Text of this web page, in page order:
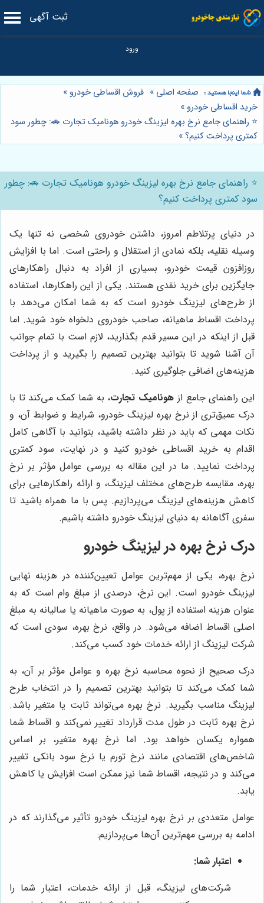
ثبت آگهی
صفحه اصلی » فروش اقساطی خودرو »
خرید اقساطی خودرو »
⭐️ راهنمای جامع نرخ بهره لیزینگ خودرو هونامیک تجارت 🚗: چطور سود
کمتری پرداخت کنیم؟»
⭐️ راهنمای جامع نرخ بهره لیزینگ خودرو هونامیک تجارت 🚗: چطور
سود کمتری پرداخت کنیم؟
در دنیای پرتلاطم امروز، داشتن خودروی شخصی نه تنها یک
وسیله نقلیه، بلکه نمادی از استقلال و راحتی است. اما با افزایش
روزافزون قیمت خودرو، بسیاری از افراد به دنبال راهکارهای
جایگزین برای خرید نقدی هستند. یکی از این راهکارها، استفاده
از طرح‌های لیزینگ خودرو است که به شما امکان می‌دهد با
پرداخت اقساط ماهیانه، صاحب خودروی دلخواه خود شوید. اما
قبل از اینکه در این مسیر قدم بگذارید، لازم است با تمام جوانب
آن آشنا شوید تا بتوانید بهترین تصمیم را بگیرید و از پرداخت
هزینه‌های اضافی جلوگیری کنید.
این راهنمای جامع از هونامیک تجارت، به شما کمک می‌کند تا با
درک عمیق‌تری از نرخ بهره لیزینگ خودرو، شرایط و ضوابط آن، و
نکات مهمی که باید در نظر داشته باشید، بتوانید با آگاهی کامل
اقدام به خرید اقساطی خودرو کنید و در نهایت، سود کمتری
پرداخت نمایید. ما در این مقاله به بررسی عوامل مؤثر بر نرخ
بهره، مقایسه طرح‌های مختلف لیزینگ، و ارائه راهکارهایی برای
کاهش هزینه‌های لیزینگ می‌پردازیم. پس با ما همراه باشید تا
سفری آگاهانه به دنیای لیزینگ خودرو داشته باشیم.
درک نرخ بهره در لیزینگ خودرو
نرخ بهره، یکی از مهم‌ترین عوامل تعیین‌کننده در هزینه نهایی
لیزینگ خودرو است. این نرخ، درصدی از مبلغ وام است که به
عنوان هزینه استفاده از پول، به صورت ماهیانه یا سالیانه به مبلغ
اصلی اقساط اضافه می‌شود. در واقع، نرخ بهره، سودی است که
شرکت لیزینگ از ارائه خدمات خود کسب می‌کند.
درک صحیح از نحوه محاسبه نرخ بهره و عوامل مؤثر بر آن، به
شما کمک می‌کند تا بتوانید بهترین تصمیم را در انتخاب طرح
لیزینگ مناسب بگیرید. نرخ بهره می‌تواند ثابت یا متغیر باشد.
نرخ بهره ثابت در طول مدت قرارداد تغییر نمی‌کند و اقساط شما
همواره یکسان خواهد بود. اما نرخ بهره متغیر، بر اساس
شاخص‌های اقتصادی مانند نرخ تورم یا نرخ سود بانکی تغییر
می‌کند و در نتیجه، اقساط شما نیز ممکن است افزایش یا کاهش
یابد.
عوامل متعددی بر نرخ بهره لیزینگ خودرو تأثیر می‌گذارند که در
ادامه به بررسی مهم‌ترین آن‌ها می‌پردازیم:
اعتبار شما:
شرکت‌های لیزینگ، قبل از ارائه خدمات، اعتبار شما را